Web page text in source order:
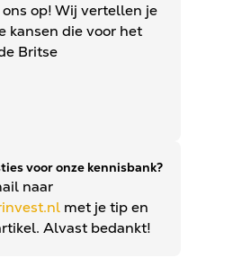
op! Wij vertellen je
kansen die voor het
Britse
voor onze kennisbank?
naar
met je tip en
Alvast bedankt!